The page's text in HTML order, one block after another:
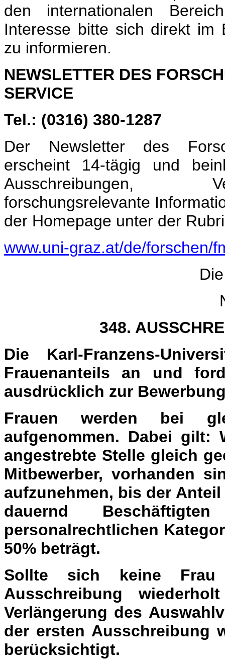
den internationalen
Interesse bitte sich direkt im
zu informieren.
NEWSLETTER DES
SERVICE
Tel.: (0316) 380-1287
Der Newsletter des
erscheint 14-tägig und
Ausschreibungen,
forschungsrelevante
der Homepage unter der
www.uni-graz.at/de/forschen/
348.
Die Karl-Franzens-
Frauenanteils an und
ausdrücklich zur
Frauen werden bei
aufgenommen. Dabei gilt:
angestrebte Stelle gleich
Mitbewerber, vorhanden
aufzunehmen, bis der
dauernd
personalrechtlichen
50% beträgt.
Sollte sich keine
Ausschreibung
Verlängerung des
der ersten Ausschreibung
berücksichtigt.